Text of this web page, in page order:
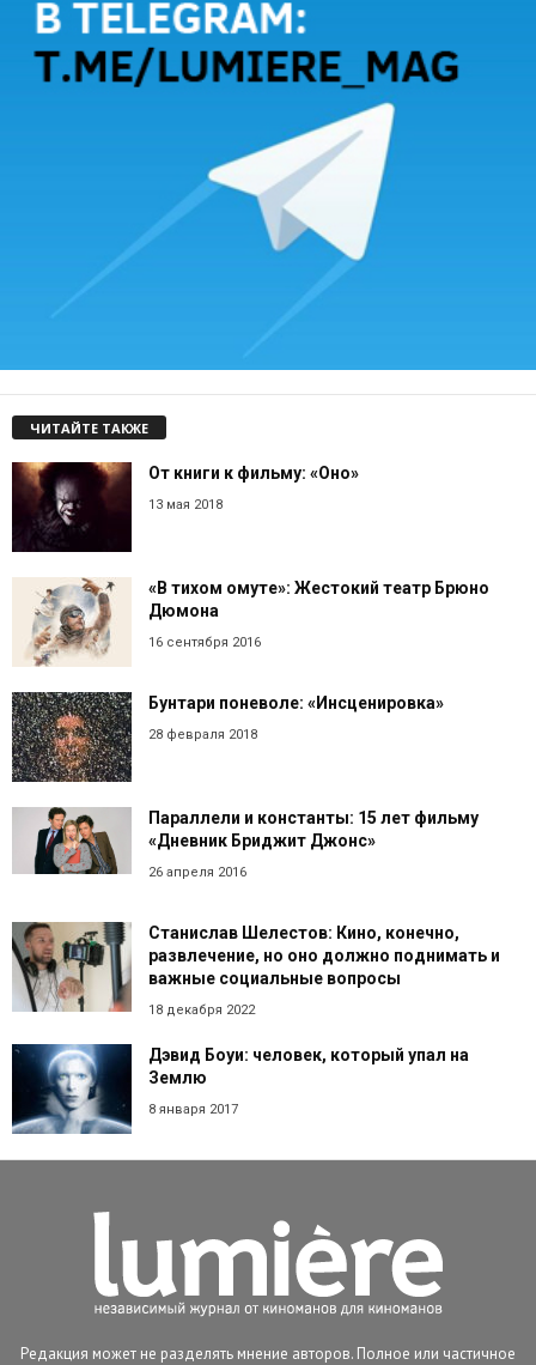
ЧИТАЙТЕ ТАКЖЕ
От книги к фильму: «Оно»
13 мая 2018
«В тихом омуте»: Жестокий театр Брюно
Дюмона
16 сентября 2016
Бунтари поневоле: «Инсценировка»
28 февраля 2018
Параллели и константы: 15 лет фильму
«Дневник Бриджит Джонс»
26 апреля 2016
Станислав Шелестов: Кино, конечно,
развлечение, но оно должно поднимать и
важные социальные вопросы
18 декабря 2022
Дэвид Боуи: человек, который упал на
Землю
8 января 2017
Редакция может не разделять мнение авторов. Полное или частичное